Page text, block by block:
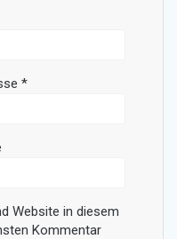
*
Website in diesem
Kommentar